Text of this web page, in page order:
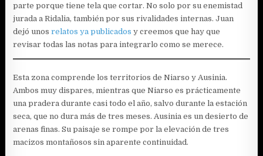
parte porque tiene tela que cortar. No solo por su enemistad
jurada a Ridalia, también por sus rivalidades internas. Juan
dejó unosrelatos ya publicados y creemos que hay que
revisar todas las notas para integrarlo como se merece.
Esta zona comprende los territorios de Niarso y Ausinia.
Ambos muy dispares, mientras que Niarso es prácticamente
una pradera durante casi todo el año, salvo durante la estación
seca, que no dura más de tres meses. Ausinia es un desierto de
arenas finas. Su paisaje se rompe por la elevación de tres
macizos montañosos sin aparente continuidad.